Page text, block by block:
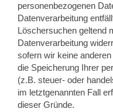
personenbezogenen
Datenverarbeitung
Löschersuchen geltend
Datenverarbeitung
sofern wir keine
die Speicherung Ihrer
(z.B. steuer- oder
im letztgenannten Fall
dieser Gründe.